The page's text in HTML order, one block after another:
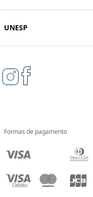
UNESP
Formas de pagamento